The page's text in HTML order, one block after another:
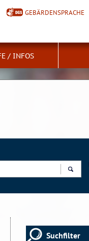
GEBÄRDENSPRACHE
/ INFOS
Suchfilter